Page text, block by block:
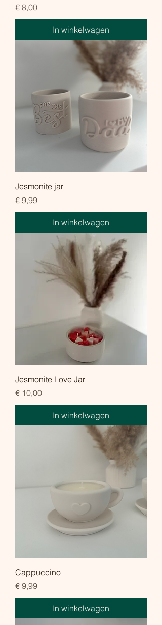
Prijs
€ 8,00
In winkelwagen
Jesmonite jar
Prijs
€ 9,99
In winkelwagen
Jesmonite Love Jar
Prijs
€ 10,00
In winkelwagen
Cappuccino
Prijs
€ 9,99
In winkelwagen